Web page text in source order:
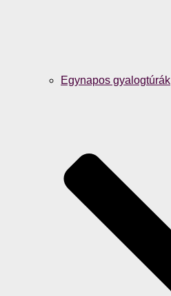
Egynapos gyalogtúrák